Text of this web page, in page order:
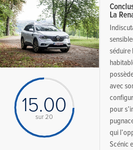
15.00
sur 20
La
séduire
avec
pour
qui
Scénic